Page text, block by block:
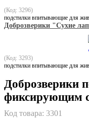
(Код: 3296)
подстилки впитывающие для
Доброзверики "Сухие
(Код: 3293)
подстилки впитывающие для
Доброзверики
фиксирующим
Код товара: 3301